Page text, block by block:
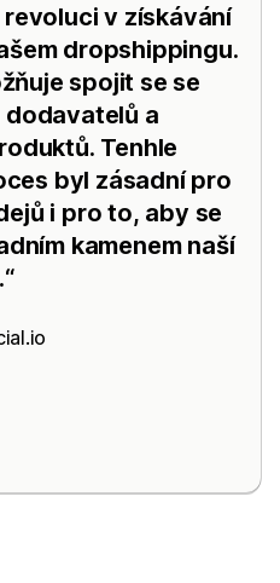
v získávání
dropshippingu.
spojit se se
a
Tenhle
byl zásadní pro
i pro to, aby se
kamenem naší